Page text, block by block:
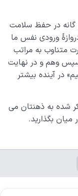
گانه در حفظ سلامت
ورودی نفس ما
متناوب به مراتب
سپس وهم و در نهایت
در آینده بیشتر
شده به ذهنتان می
بگذارید.